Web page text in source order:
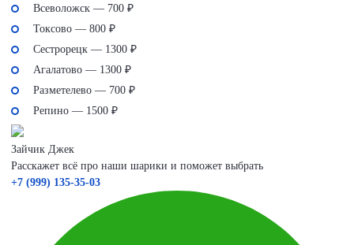
Всеволожск — 700 ₽
Токсово — 800 ₽
Сестрорецк — 1300 ₽
Агалатово — 1300 ₽
Разметелево — 700 ₽
Репино — 1500 ₽
Зайчик Джек
Расскажет всё про наши шарики и поможет выбрать
+7 (999) 135-35-03